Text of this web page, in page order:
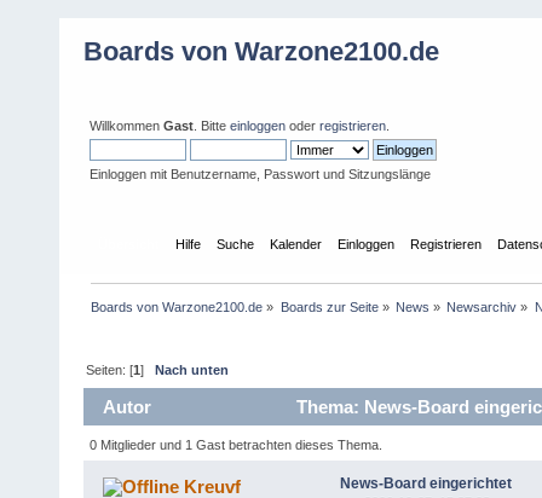
Boards von Warzone2100.de
Willkommen Gast . Bitte einloggen oder registrieren
Einloggen mit Benutzername, Passwort und Sitzungslänge
Hilfe Suche Kalender Einloggen Registrieren
Boards von Warzone2100.de » Boards zur Seite» News » Newsarchiv »
Seiten: [1]Nach unten
Autor Thema: News-Board
0 Mitglieder und 1 Gast betrachten dieses Thema.
Kreuvf News-Board eingerichtet